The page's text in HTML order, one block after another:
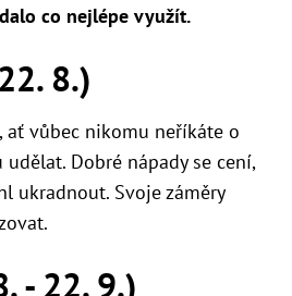
co nejlépe využít.
8.)
ať vůbec nikomu neříkáte o
Dobré nápady se cení,
ukradnout. Svoje záměry
- 22. 9.)